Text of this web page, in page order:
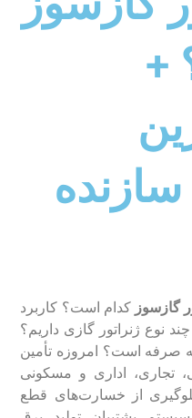
+
گازسوز کدام است؟ کاربرد
نوع ژنراتور گازی داریم؟
صرفه است؟ امروزه تأمین
تجاری، اداری و مسکونی
از خسارت‌های قطع